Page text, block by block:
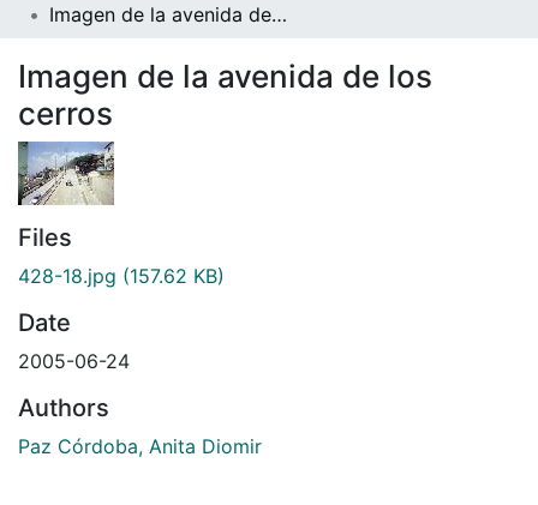
Imagen de la avenida de los cerros
Imagen de la avenida de los
cerros
Files
428-18.jpg (157.62 KB)
Date
2005-06-24
Authors
Paz Córdoba, Anita Diomir